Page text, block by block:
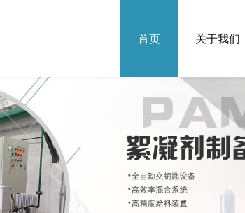
首页 关于我们